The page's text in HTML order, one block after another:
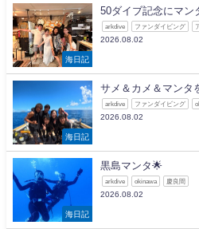
海日記
50ダイブ記念にマン
arkdive ファンダイビング
2026.08.02
海日記
サメ＆カメ＆マンタ
arkdive ファンダイビング
2026.08.02
海日記
黒島マンタ🌟
arkdive okinawa 慶良間
2026.08.02